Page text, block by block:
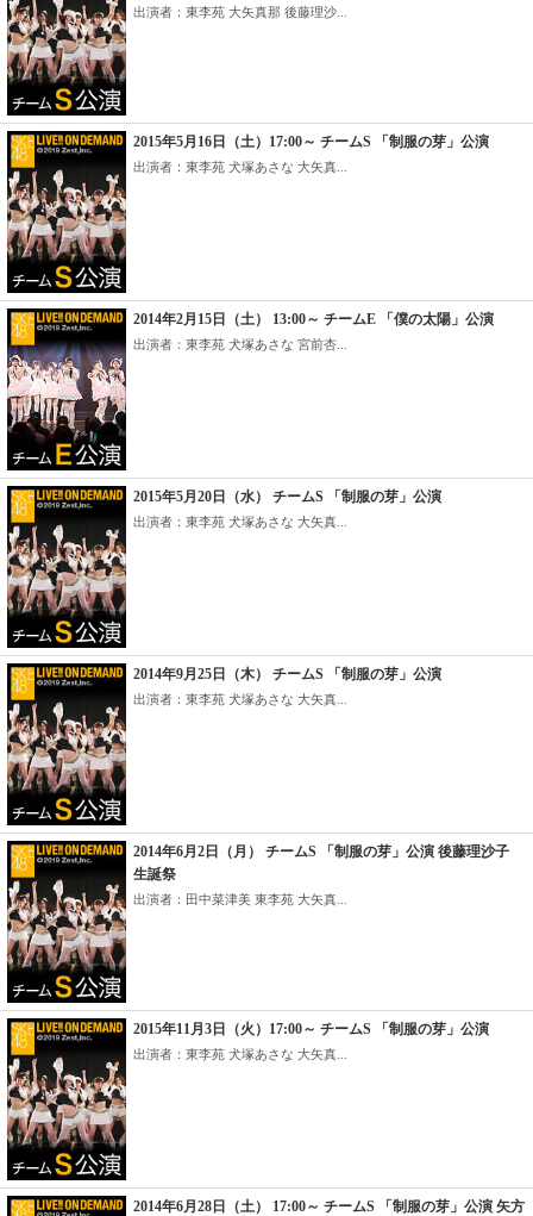
出演者：東李苑 大矢真那 後藤理沙...
2015年5月16日（土）17:00～ チームS 「制服の芽」公演
出演者：東李苑 犬塚あさな 大矢真...
2014年2月15日（土） 13:00～ チームE 「僕の太陽」公演
出演者：東李苑 犬塚あさな 宮前杏...
2015年5月20日（水） チームS 「制服の芽」公演
出演者：東李苑 犬塚あさな 大矢真...
2014年9月25日（木） チームS 「制服の芽」公演
出演者：東李苑 犬塚あさな 大矢真...
2014年6月2日（月） チームS 「制服の芽」公演 後藤理沙子
生誕祭
出演者：田中菜津美 東李苑 大矢真...
2015年11月3日（火）17:00～ チームS 「制服の芽」公演
出演者：東李苑 犬塚あさな 大矢真...
2014年6月28日（土） 17:00～ チームS 「制服の芽」公演 矢方